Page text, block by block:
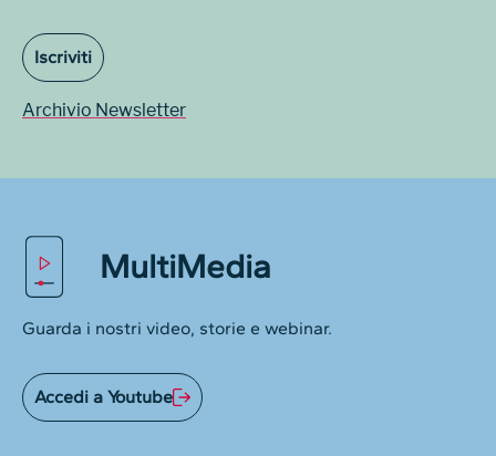
Iscriviti
Archivio Newsletter
MultiMedia
Guarda i nostri video, storie e webinar.
Accedi a Youtube